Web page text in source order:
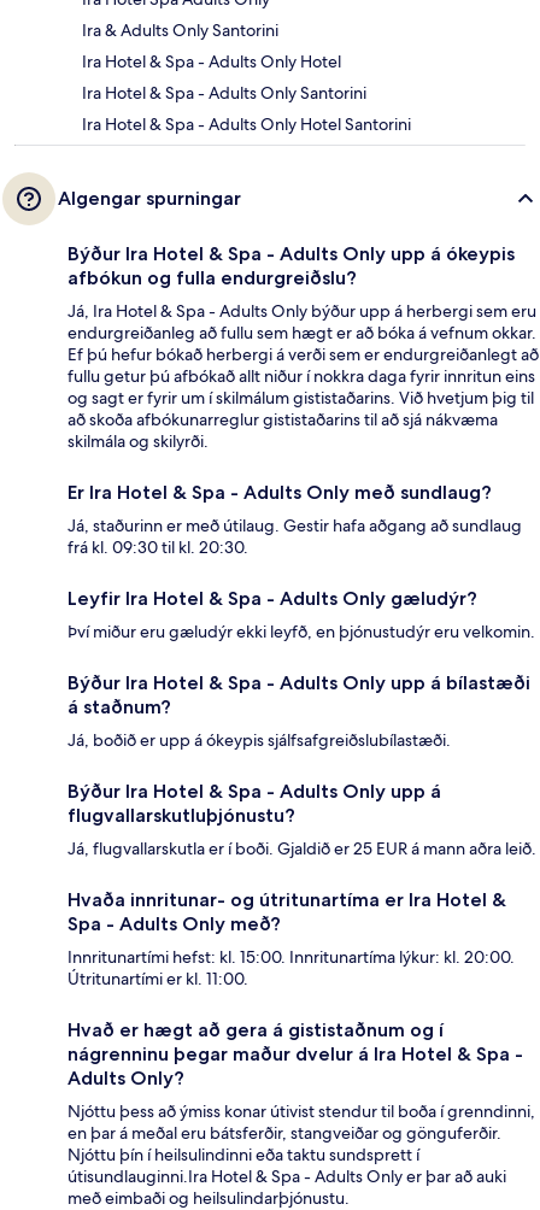
Ira & Adults Only Santorini
Ira Hotel & Spa - Adults Only Hotel
Ira Hotel & Spa - Adults Only Santorini
Ira Hotel & Spa - Adults Only Hotel Santorini
Algengar spurningar
Býður Ira Hotel & Spa - Adults Only upp á ókeypis
afbókun og fulla endurgreiðslu?
Já, Ira Hotel & Spa - Adults Only býður upp á herbergi sem eru
endurgreiðanleg að fullu sem hægt er að bóka á vefnum okkar.
Ef þú hefur bókað herbergi á verði sem er endurgreiðanlegt að
fullu getur þú afbókað allt niður í nokkra daga fyrir innritun eins
og sagt er fyrir um í skilmálum gististaðarins. Við hvetjum þig til
að skoða afbókunarreglur gististaðarins til að sjá nákvæma
skilmála og skilyrði.
Er Ira Hotel & Spa - Adults Only með sundlaug?
Já, staðurinn er með útilaug. Gestir hafa aðgang að sundlaug
frá kl. 09:30 til kl. 20:30.
Leyfir Ira Hotel & Spa - Adults Only gæludýr?
Því miður eru gæludýr ekki leyfð, en þjónustudýr eru velkomin.
Býður Ira Hotel & Spa - Adults Only upp á bílastæði
á staðnum?
Já, boðið er upp á ókeypis sjálfsafgreiðslubílastæði.
Býður Ira Hotel & Spa - Adults Only upp á
flugvallarskutluþjónustu?
Já, flugvallarskutla er í boði. Gjaldið er 25 EUR á mann aðra leið.
Hvaða innritunar- og útritunartíma er Ira Hotel &
Spa - Adults Only með?
Innritunartími hefst: kl. 15:00. Innritunartíma lýkur: kl. 20:00.
Útritunartími er kl. 11:00.
Hvað er hægt að gera á gististaðnum og í
nágrenninu þegar maður dvelur á Ira Hotel & Spa -
Adults Only?
Njóttu þess að ýmiss konar útivist stendur til boða í grenndinni,
en þar á meðal eru bátsferðir, stangveiðar og gönguferðir.
Njóttu þín í heilsulindinni eða taktu sundsprett í
útisundlauginni.Ira Hotel & Spa - Adults Only er þar að auki
með eimbaði og heilsulindarþjónustu.